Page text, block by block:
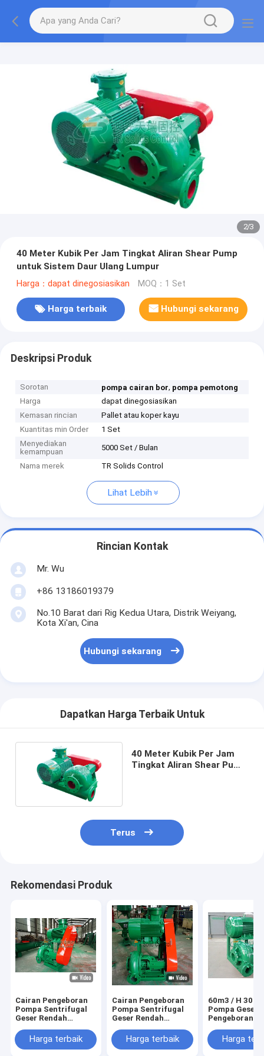
2/3
40 Meter Kubik Per Jam Tingkat Aliran Shear Pump
untuk Sistem Daur Ulang Lumpur
Harga：dapat dinegosiasikan MOQ：1 Set
Harga terbaik Hubungi sekarang
Deskripsi Produk
Sorotan pompa cairan bor, pompa pemotong
Harga
dapat dinegosiasikan
Kemasan rincian
Pallet atau koper kayu
Kuantitas min Order
1 Set
Menyediakan
kemampuan
5000 Set / Bulan
Nama merek TR Solids Control
Lihat Lebih
Rincian Kontak
Mr. Wu
+86 13186019379
No.10 Barat dari Rig Kedua Utara, Distrik Weiyang,
Kota Xi'an, Cina
Hubungi sekarang
Dapatkan Harga Terbaik Untuk
40 Meter Kubik Per Jam
Tingkat Aliran Shear Pump
Terus
Rekomendasi Produk
Cairan Pengeboran
Pompa Sentrifugal
Geser Rendah
30000WHarga terbaik
Cairan Pengeboran
Pompa Sentrifugal
Geser Rendah
30000WHarga terbaik
60m3 / H
Pompa Geser
Pengeboran
ISO9001
Harga